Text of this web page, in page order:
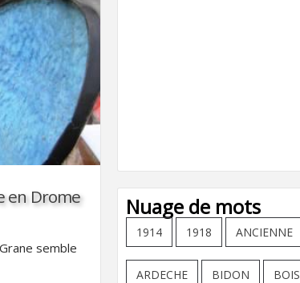
en Drome
semble
Nuage de mots
1914 1918 ANCIENNE
ARDECHE BIDON BOIS